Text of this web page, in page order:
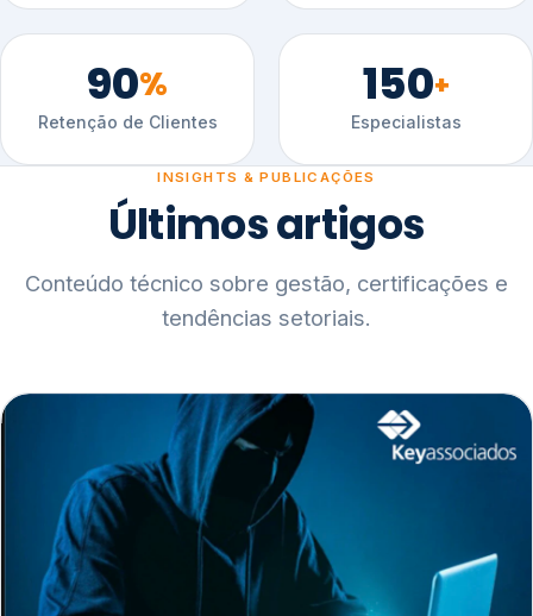
90%
Retenção de Clientes
150+
Especialistas
INSIGHTS & PUBLICAÇÕES
Últimos artigos
Conteúdo técnico sobre gestão, certificações e
tendências setoriais.